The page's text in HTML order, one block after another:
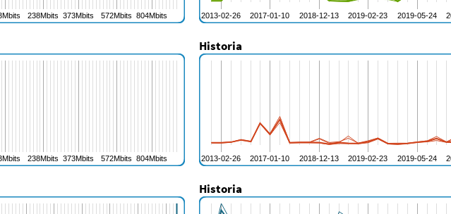
Historia
Historia